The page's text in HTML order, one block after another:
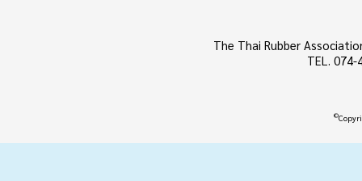
The Thai Rubber
TEL.
©